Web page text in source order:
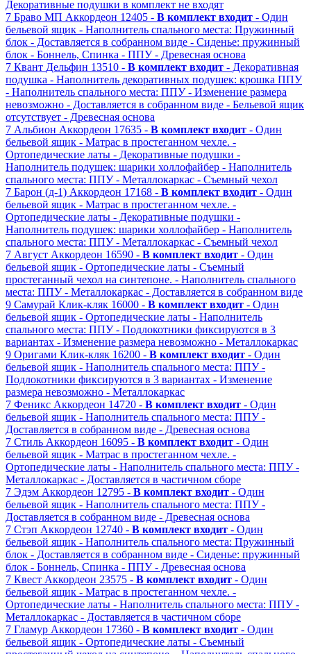
Декоративные подушки в комплект не входят
7 Браво МП Аккордеон 12405 - В комплект входит - Один
бельевой ящик - Наполнитель спального места: Пружинный
блок - Доставляется в собранном виде - Сиденье: пружинный
блок - Боннель, Спинка - ППУ - Древесная основа
7 Квант Дельфин 13510 - В комплект входит - Декоративная
подушка - Наполнитель декоративных подушек: крошка ППУ
- Наполнитель спального места: ППУ - Изменение размера
невозможно - Доставляется в собранном виде - Бельевой ящик
отсутствует - Древесная основа
7 Альбион Аккордеон 17635 - В комплект входит - Один
бельевой ящик - Матрас в простеганном чехле. -
Ортопедические латы - Декоративные подушки -
Наполнитель подушек: шарики холлофайбер - Наполнитель
спального места: ППУ - Металлокаркас - Съемный чехол
7 Барон (д-1) Аккордеон 17168 - В комплект входит - Один
бельевой ящик - Матрас в простеганном чехле. -
Ортопедические латы - Декоративные подушки -
Наполнитель подушек: шарики холлофайбер - Наполнитель
спального места: ППУ - Металлокаркас - Съемный чехол
7 Август Аккордеон 16590 - В комплект входит - Один
бельевой ящик - Ортопедические латы - Съемный
простеганный чехол на синтепоне. - Наполнитель спального
места: ППУ - Металлокаркас - Доставляется в собранном виде
9 Самурай Клик-кляк 16000 - В комплект входит - Один
бельевой ящик - Ортопедические латы - Наполнитель
спального места: ППУ - Подлокотники фиксируются в 3
вариантах - Изменение размера невозможно - Металлокаркас
9 Оригами Клик-кляк 16200 - В комплект входит - Один
бельевой ящик - Наполнитель спального места: ППУ -
Подлокотники фиксируются в 3 вариантах - Изменение
размера невозможно - Металлокаркас
7 Феникс Аккордеон 14720 - В комплект входит - Один
бельевой ящик - Наполнитель спального места: ППУ -
Доставляется в собранном виде - Древесная основа
7 Стиль Аккордеон 16095 - В комплект входит - Один
бельевой ящик - Матрас в простеганном чехле. -
Ортопедические латы - Наполнитель спального места: ППУ -
Металлокаркас - Доставляется в частичном сборе
7 Эдэм Аккордеон 12795 - В комплект входит - Один
бельевой ящик - Наполнитель спального места: ППУ -
Доставляется в собранном виде - Древесная основа
7 Стэп Аккордеон 12740 - В комплект входит - Один
бельевой ящик - Наполнитель спального места: Пружинный
блок - Доставляется в собранном виде - Сиденье: пружинный
блок - Боннель, Спинка - ППУ - Древесная основа
7 Квест Аккордеон 23575 - В комплект входит - Один
бельевой ящик - Матрас в простеганном чехле. -
Ортопедические латы - Наполнитель спального места: ППУ -
Металлокаркас - Доставляется в частичном сборе
7 Гламур Аккордеон 17360 - В комплект входит - Один
бельевой ящик - Ортопедические латы - Съемный